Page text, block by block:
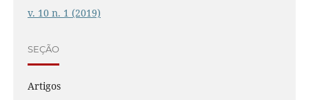
v. 10 n. 1 (2019)
SEÇÃO
Artigos